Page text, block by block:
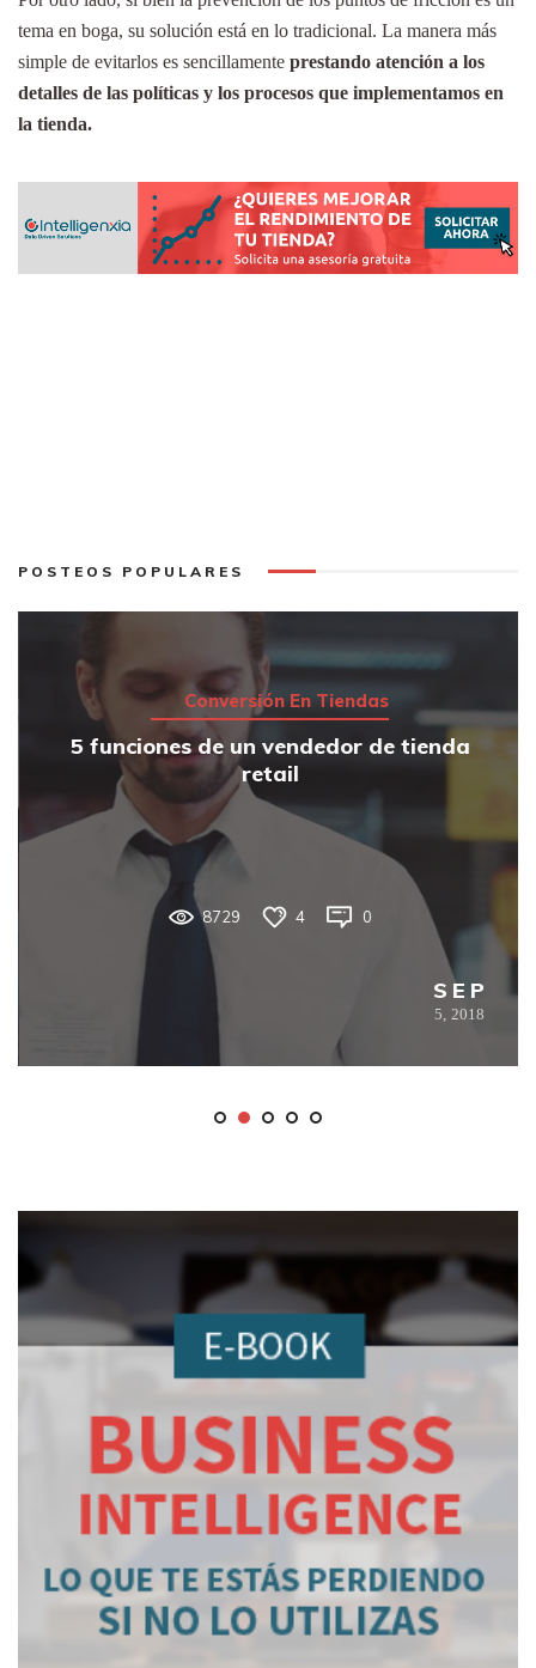
tema en boga, su solución está en lo tradicional. La manera más
simple de evitarlos es sencillamente prestando atención a los
detalles de las políticas y los procesos que implementamos en
la tienda.
POSTEOS POPULARES
Conversión En Tiendas
5 funciones de un vendedor de tienda
retail
8729 4 0
SEP
5, 2018